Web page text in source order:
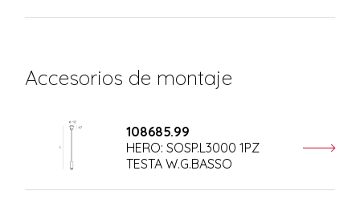
Accesorios de montaje
108685.99
HERO: SOSP.L3000 1PZ
TESTA W.G.BASSO